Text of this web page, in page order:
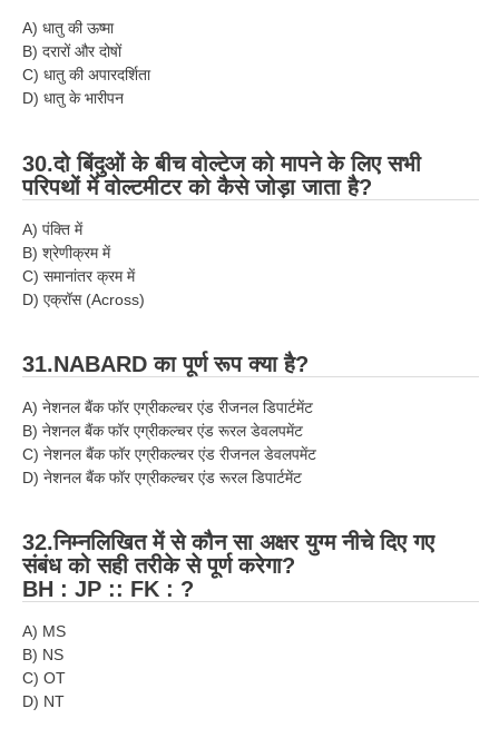
A) धातु की ऊष्मा
B) दरारों और दोषों
C) धातु की अपारदर्शिता
D) धातु के भारीपन
30.दो बिंदुओं के बीच वोल्टेज को मापने के लिए सभी
परिपथों में वोल्टमीटर को कैसे जोड़ा जाता है?
A) पंक्ति में
B) श्रेणीक्रम में
C) समानांतर क्रम में
D) एक्रॉस (Across)
31.NABARD का पूर्ण रूप क्या है?
A) नेशनल बैंक फॉर एग्रीकल्चर एंड रीजनल डिपार्टमेंट
B) नेशनल बैंक फॉर एग्रीकल्चर एंड रूरल डेवलपमेंट
C) नेशनल बैंक फॉर एग्रीकल्चर एंड रीजनल डेवलपमेंट
D) नेशनल बैंक फॉर एग्रीकल्चर एंड रूरल डिपार्टमेंट
32.निम्नलिखित में से कौन सा अक्षर युग्म नीचे दिए गए
संबंध को सही तरीके से पूर्ण करेगा?
BH : JP :: FK : ?
A) MS
B) NS
C) OT
D) NT